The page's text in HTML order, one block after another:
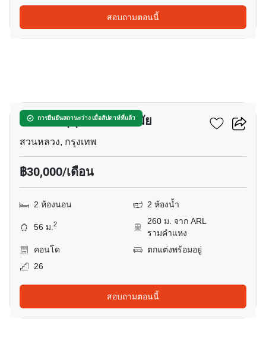
สอบถามตอนนี้
การยืนยันสถานะว่าง เมื่อสัปดาห์ที่แล้ว
เดอะทรี สุขุมวิท 71 เอกมัย
สวนหลวง, กรุงเทพ
฿30,000/เดือน
2 ห้องนอน 2 ห้องน้ำ
56 ม.2
260 ม. จาก ARL
รามคำแหง
คอนโด
ตกแต่งพร้อมอยู่
26
สอบถามตอนนี้